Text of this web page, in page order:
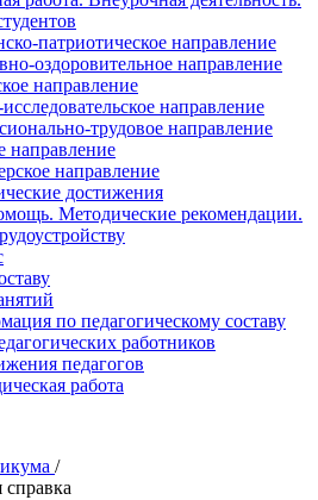
патриотическое направление
оздоровительное направление
направление
направление
трудовое направление
направление
направление
достижения
Методические рекомендации.
по педагогическому составу
работников
педагогов
работа
/
справка